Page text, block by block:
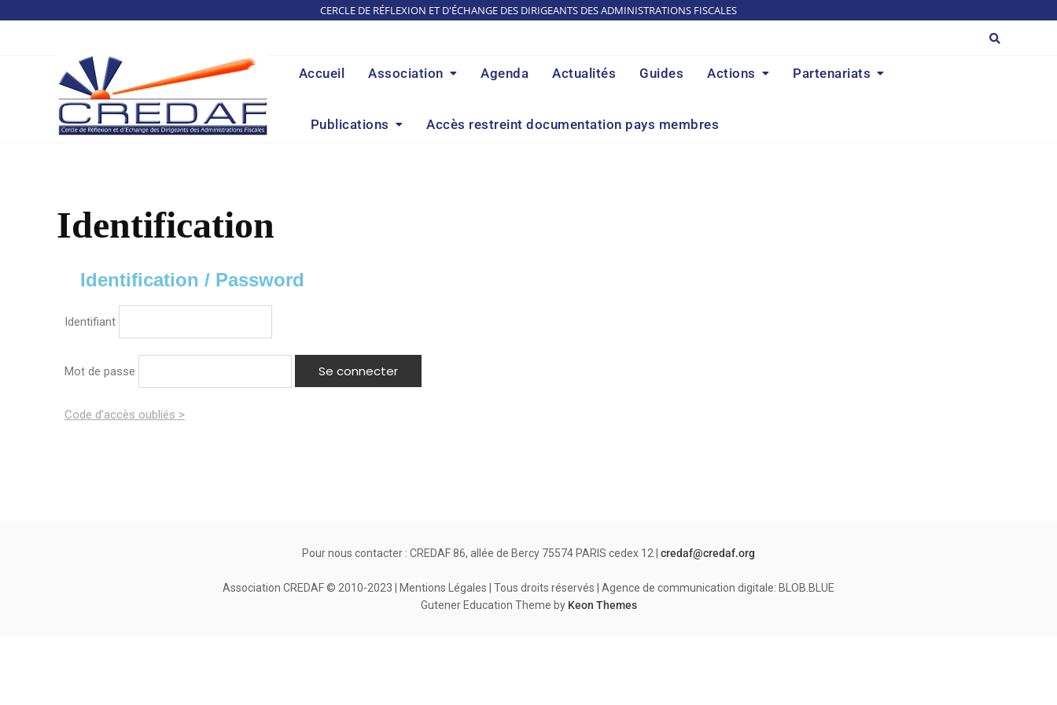
CERCLE DE RÉFLEXION ET D'ÉCHANGE DES DIRIGEANTS DES ADMINISTRATIONS FISCALES
Accueil Association Agenda Actualités Guides Actions Partenariats
Publications Accès restreint documentation pays membres
Identification
Identification / Password
Identifiant
Mot de passe
Code d’accès oubliés >
Pour nous contacter : CREDAF 86, allée de Bercy 75574 PARIS cedex 12 | credaf@credaf.org
Association CREDAF © 2010-2023 | Mentions Légales | Tous droits réservés | Agence de communication digitale: BLOB.BLUE
Gutener Education Theme by Keon Themes